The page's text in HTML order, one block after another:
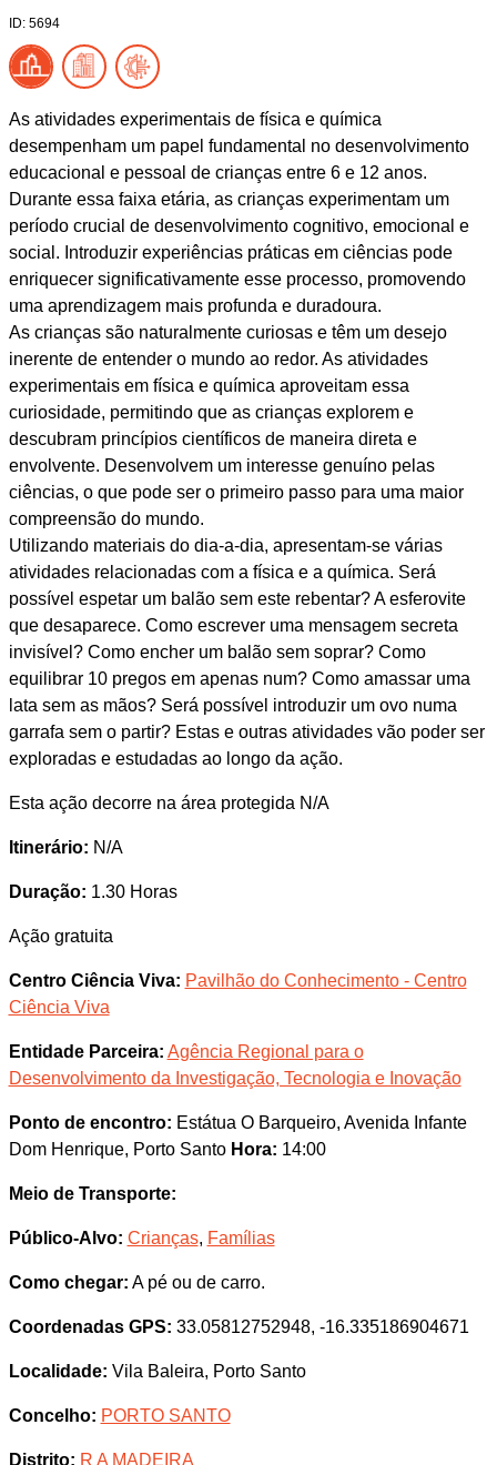
ID: 5694
As atividades experimentais de física e química
desempenham um papel fundamental no desenvolvimento
educacional e pessoal de crianças entre 6 e 12 anos.
Durante essa faixa etária, as crianças experimentam um
período crucial de desenvolvimento cognitivo, emocional e
social. Introduzir experiências práticas em ciências pode
enriquecer significativamente esse processo, promovendo
uma aprendizagem mais profunda e duradoura.
As crianças são naturalmente curiosas e têm um desejo
inerente de entender o mundo ao redor. As atividades
experimentais em física e química aproveitam essa
curiosidade, permitindo que as crianças explorem e
descubram princípios científicos de maneira direta e
envolvente. Desenvolvem um interesse genuíno pelas
ciências, o que pode ser o primeiro passo para uma maior
compreensão do mundo.
Utilizando materiais do dia-a-dia, apresentam-se várias
atividades relacionadas com a física e a química. Será
possível espetar um balão sem este rebentar? A esferovite
que desaparece. Como escrever uma mensagem secreta
invisível? Como encher um balão sem soprar? Como
equilibrar 10 pregos em apenas num? Como amassar uma
lata sem as mãos? Será possível introduzir um ovo numa
garrafa sem o partir? Estas e outras atividades vão poder ser
exploradas e estudadas ao longo da ação.
Esta ação decorre na área protegida N/A
Itinerário: N/A
Duração: 1.30 Horas
Ação gratuita
Centro Ciência Viva: Pavilhão do Conhecimento - Centro
Ciência Viva
Entidade Parceira: Agência Regional para o
Desenvolvimento da Investigação, Tecnologia e Inovação
Ponto de encontro: Estátua O Barqueiro, Avenida Infante
Dom Henrique, Porto Santo Hora: 14:00
Meio de Transporte:
Público-Alvo: Crianças, Famílias
Como chegar: A pé ou de carro.
Coordenadas GPS: 33.05812752948, -16.335186904671
Localidade: Vila Baleira, Porto Santo
Concelho: PORTO SANTO
Distrito: R A MADEIRA